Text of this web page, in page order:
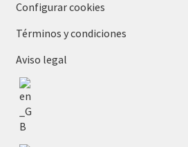
Configurar cookies
Términos y condiciones
Aviso legal